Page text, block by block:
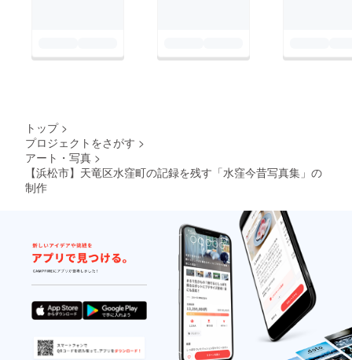
トップ >
プロジェクトをさがす >
アート・写真 >
【浜松市】天竜区水窪町の記録を残す「水窪今昔写真集」の
制作